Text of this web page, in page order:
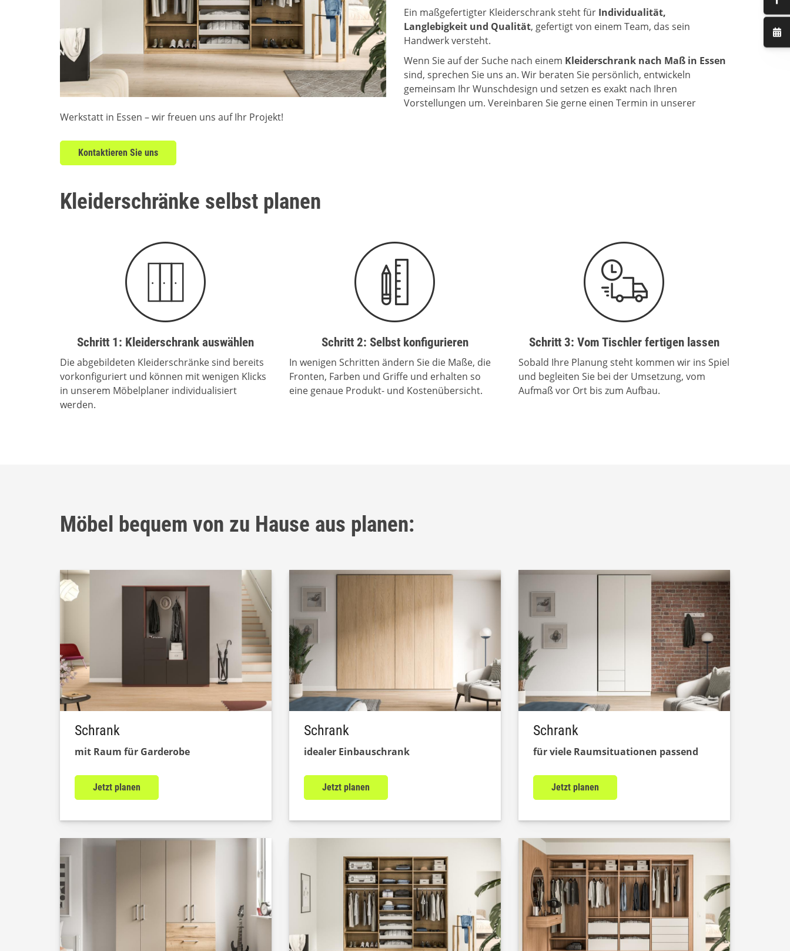
Ein maßgefertigter Kleiderschrank steht für Individualität,
Langlebigkeit und Qualität, gefertigt von einem Team, das sein
Handwerk versteht.
Wenn Sie auf der Suche nach einem Kleiderschrank nach Maß in Essen
sind, sprechen Sie uns an. Wir beraten Sie persönlich, entwickeln
gemeinsam Ihr Wunschdesign und setzen es exakt nach Ihren
Vorstellungen um. Vereinbaren Sie gerne einen Termin in unserer
Werkstatt in Essen – wir freuen uns auf Ihr Projekt!
Kontaktieren Sie uns
Kleiderschränke selbst planen
Schritt 1: Kleiderschrank auswählen
Die abgebildeten Kleiderschränke sind bereits
vorkonfiguriert und können mit wenigen Klicks
in unserem Möbelplaner individualisiert
werden.
Schritt 2: Selbst konfigurieren
In wenigen Schritten ändern Sie die Maße, die
Fronten, Farben und Griffe und erhalten so
eine genaue Produkt- und Kostenübersicht.
Schritt 3: Vom Tischler fertigen lassen
Sobald Ihre Planung steht kommen wir ins Spiel
und begleiten Sie bei der Umsetzung, vom
Aufmaß vor Ort bis zum Aufbau.
Möbel bequem von zu Hause aus planen:
Schrank
mit Raum für Garderobe
Jetzt planen
Schrank
idealer Einbauschrank
Jetzt planen
Schrank
für viele Raumsituationen passend
Jetzt planen